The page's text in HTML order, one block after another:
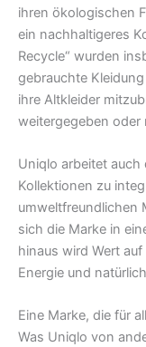
ihren ökologischen
ein nachhaltigeres
Recycle“ wurden
gebrauchte
ihre Altkleider
weitergegeben oder
Uniqlo arbeitet auch
Kollektionen zu
umweltfreundlichen
sich die Marke in
hinaus wird Wert
Energie und
Eine Marke, die für
Was Uniqlo von